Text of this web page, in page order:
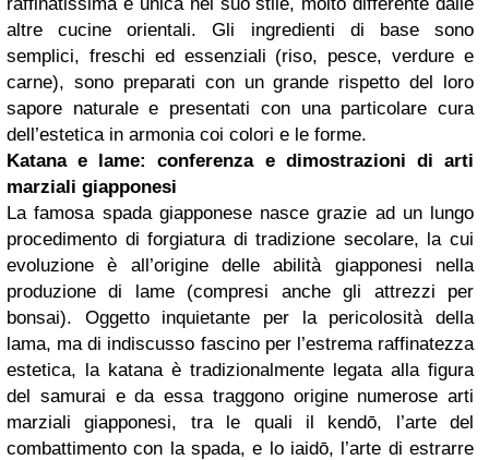
altre cucine orientali. Gli ingredienti di base sono
semplici, freschi ed essenziali (riso, pesce, verdure e
carne), sono preparati con un grande rispetto del loro
sapore naturale e presentati con una particolare cura
dell’estetica in armonia coi colori e le forme.
Katana e lame: conferenza e dimostrazioni di arti
marziali giapponesi
La famosa spada giapponese nasce grazie ad un lungo
procedimento di forgiatura di tradizione secolare, la cui
evoluzione è all’origine delle abilità giapponesi nella
produzione di lame (compresi anche gli attrezzi per
bonsai). Oggetto inquietante per la pericolosità della
lama, ma di indiscusso fascino per l’estrema raffinatezza
estetica, la katana è tradizionalmente legata alla figura
del samurai e da essa traggono origine numerose arti
marziali giapponesi, tra le quali il kendō, l’arte del
combattimento con la spada, e lo iaidō, l’arte di estrarre